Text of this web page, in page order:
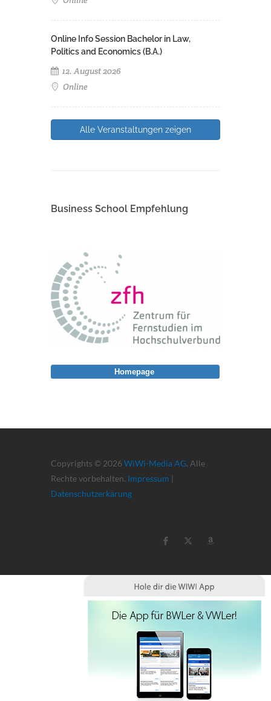
Online Info Session Bachelor in Law,
Politics and Economics (B.A.)
12. August 2026
Online
Alle Veranstaltungen zeigen
Business School Empfehlung
Copyrights © 2026 WiWi-Media AG. Alle
Rechte vorbehalten. Impressum |
Datenschutzerkärung
Homepage